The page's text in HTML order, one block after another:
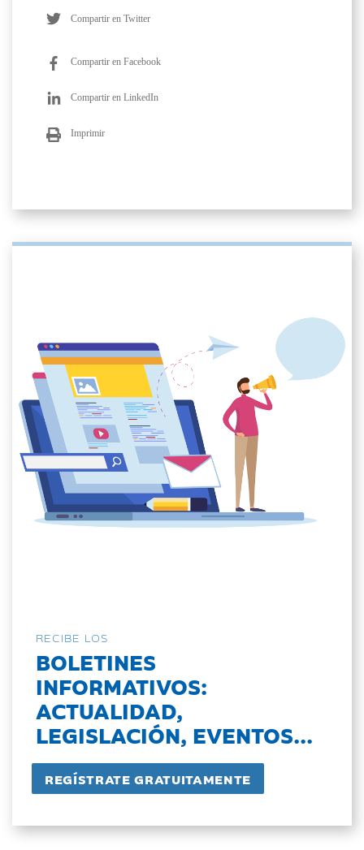
Compartir en Twitter
Compartir en Facebook
Compartir en LinkedIn
Imprimir
RECIBE LOS
BOLETINES
INFORMATIVOS:
ACTUALIDAD,
LEGISLACIÓN, EVENTOS...